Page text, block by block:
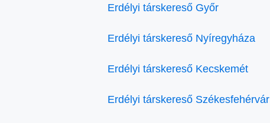
Erdélyi társkereső Győr
Erdélyi társkereső Nyíregyháza
Erdélyi társkereső Kecskemét
Erdélyi társkereső Székesfehérvár